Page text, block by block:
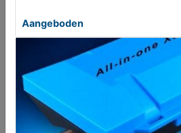
Kit kat wandtegels - groene tegels-
badkamertegels
€ 34,95
Aangeboden